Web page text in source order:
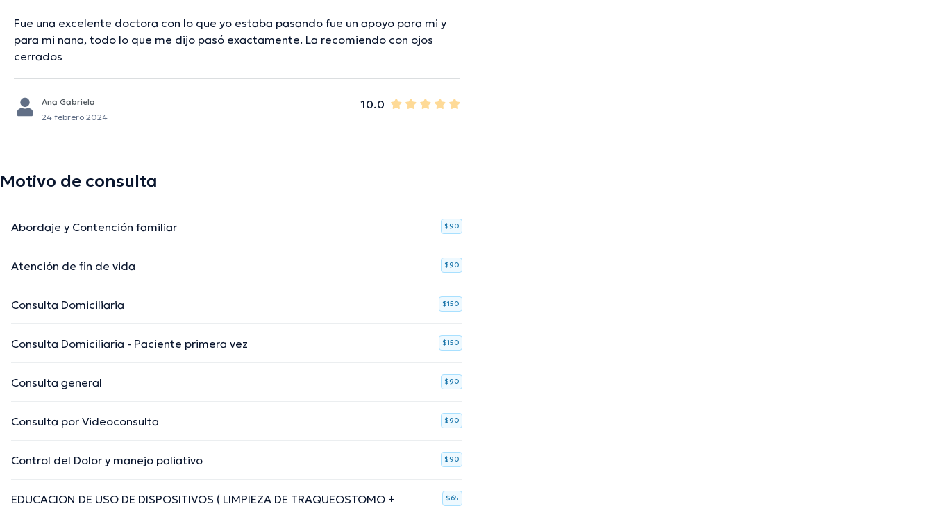
Fue una excelente doctora con lo que yo estaba pasando fue un apoyo para mi y
para mi nana, todo lo que me dijo pasó exactamente. La recomiendo con ojos
cerrados
10.0
Ana Gabriela
24 febrero 2024
Motivo de consulta
Abordaje y Contención familiar $90
Atención de fin de vida $90
Consulta Domiciliaria $150
Consulta Domiciliaria - Paciente primera vez $150
Consulta general $90
Consulta por Videoconsulta $90
Control del Dolor y manejo paliativo $90
EDUCACION DE USO DE DISPOSITIVOS ( LIMPIEZA DE TRAQUEOSTOMO + $65